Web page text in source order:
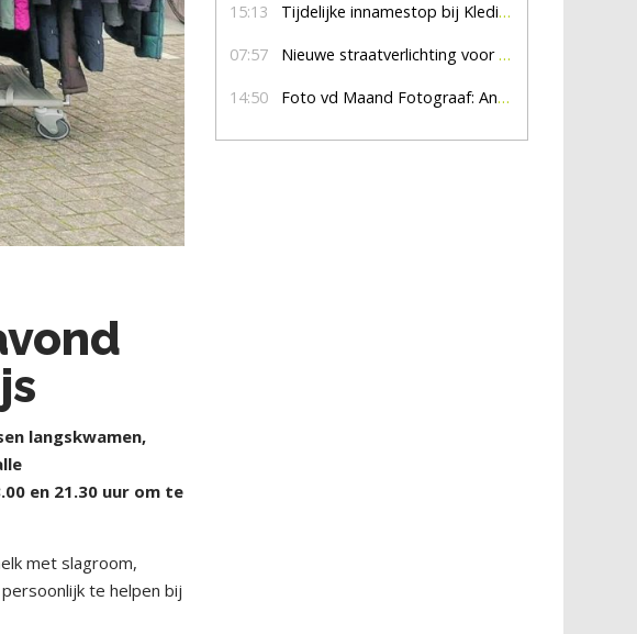
langskwamen,
en 21.30 uur om te
met slagroom,
te helpen bij
15:13 Tijdelijke innamestop bij Kledingbank Stefania
07:57 Nieuwe straatverlichting voor De Veldmaat en De Pas
14:50 Foto vd Maand Fotograaf: Anna Jalving